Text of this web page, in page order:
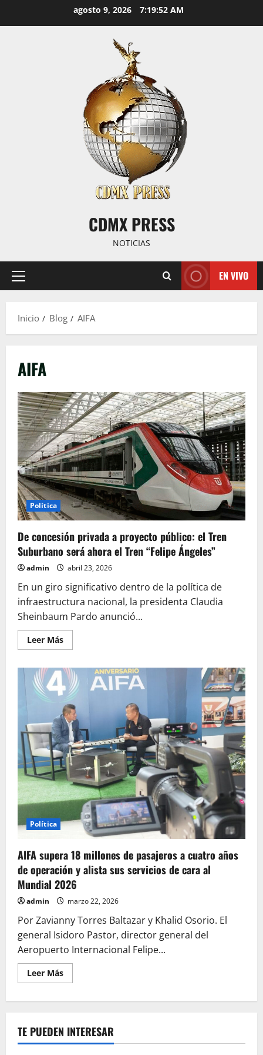
agosto 9, 2026 7:19:52 AM
CDMX PRESS
NOTICIAS
Menú
EN VIVO
Inicio Blog AIFA
AIFA
Política
De concesión privada a proyecto público: el Tren
Suburbano será ahora el Tren “Felipe Ángeles”
admin abril 23, 2026
En un giro significativo dentro de la política de
infraestructura nacional, la presidenta Claudia
Sheinbaum Pardo anunció...
Leer MásLeer
más
De
concesión
privada
proyecto
público:
el
Tren
Suburbano
será
ahora
el
Tren
“Felipe
Ángeles”
Política
AIFA supera 18 millones de pasajeros a cuatro años
de operación y alista sus servicios de cara al
Mundial 2026
admin marzo 22, 2026
Por Zavianny Torres Baltazar y Khalid Osorio. El
general Isidoro Pastor, director general del
Aeropuerto Internacional Felipe...
Leer MásLeer
más
millones
de
pasajeros
TE PUEDEN INTERESAR